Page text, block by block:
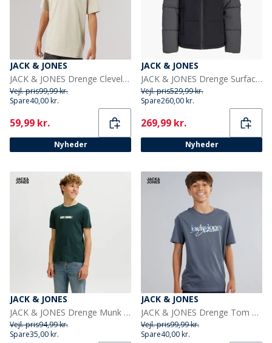
JACK & JONES
JACK & JONES Drenge Cleveland T-shirt Moonbeam
Vejl. pris99,99 kr.
Spare40,00 kr.
Current
59,99 kr.
Nyheder
JACK & JONES
JACK & JONES Drenge Surface Puffer Jakke Asphalt/Sort
Vejl. pris529,99 kr.
Spare260,00 kr.
Current
269,99 kr.
Nyheder
JACK & JONES
JACK & JONES Drenge Munk T-Shirt Scarab
Vejl. pris94,99 kr.
Spare35,00 kr.
JACK & JONES
JACK & JONES Drenge Tom T-shirt Turbulence
Vejl. pris99,99 kr.
Spare40,00 kr.